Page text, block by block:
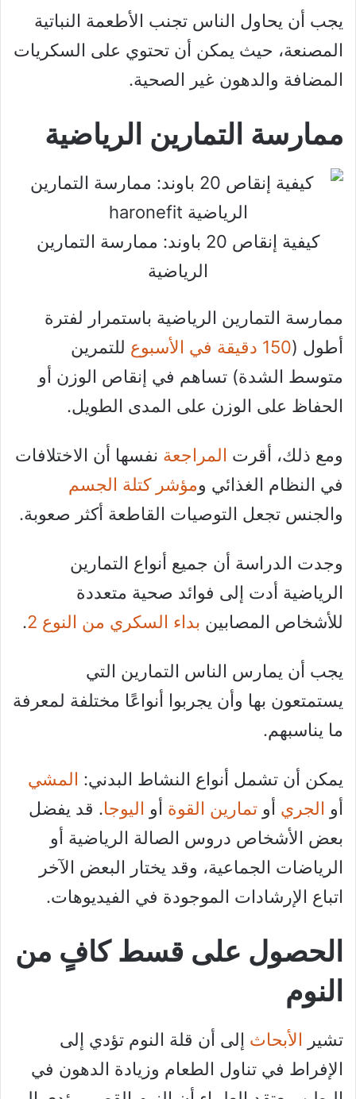
يجب أن يحاول الناس تجنب الأطعمة النباتية
المصنعة، حيث يمكن أن تحتوي على السكريات
المضافة والدهون غير الصحية.
ممارسة التمارين الرياضية
كيفية إنقاص 20 باوند: ممارسة التمارين
الرياضية
ممارسة التمارين الرياضية باستمرار لفترة
أطول (150 دقيقة في الأسبوع
للتمرين
متوسط ​​الشدة) تساهم في إنقاص الوزن أو
الحفاظ على الوزن على المدى الطويل.
ومع ذلك، أقرت المراجعة نفسها أن الاختلافات
في النظام الغذائي ومؤشر كتلة الجسم
والجنس تجعل التوصيات القاطعة أكثر صعوبة.
وجدت الدراسة أن جميع أنواع التمارين
الرياضية أدت إلى فوائد صحية متعددة
للأشخاص المصابين بداء السكري من النوع 2 .
يجب أن يمارس الناس التمارين التي
يستمتعون بها وأن يجربوا أنواعًا مختلفة لمعرفة
ما يناسبهم.
يمكن أن تشمل أنواع النشاط البدني: المشي
أو الجري أو تمارين القوة أو اليوجا. قد يفضل
بعض الأشخاص دروس الصالة الرياضية أو
الرياضات الجماعية، وقد يختار البعض الآخر
اتباع الإرشادات الموجودة في الفيديوهات.
الحصول على قسط كافٍ من
النوم
تشير الأبحاث إلى أن قلة النوم تؤدي إلى
الإفراط في تناول الطعام وزيادة الدهون في